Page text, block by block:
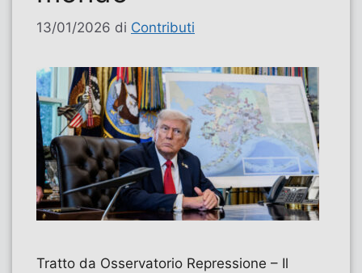
13/01/2026 di Contributi
Tratto da Osservatorio Repressione – Il